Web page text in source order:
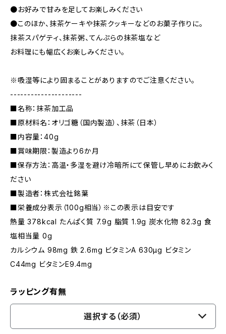
●お好みで甘みを足してお楽しみください
●このほか、抹茶ケーキや抹茶クッキーなどのお菓子作りに。
抹茶スパゲティ、抹茶粥、てんぷらの抹茶塩など
お料理にも幅広くお楽しみください。
※吸湿等により固まることがありますのでご注意ください。
---------------------
■名称：抹茶加工品
■原材料名：オリゴ糖（国内製造）、抹茶（日本）
■内容量：40g
■賞味期限：製造より6か月
■保存方法：高温・多湿を避け冷暗所にて保管し早めにお飲みく
ださい
■製造者：株式会社銘葉
■栄養成分表示（100g相当）※この表示は目安です
熱量 378kcal たんぱく質 7.9g 脂質 1.9g 炭水化物 82.3g 食
塩相当量 0g
カルシウム 98mg 鉄 2.6mg ビタミンA 630μg ビタミン
C44mg ビタミンE9.4mg
ラッピング有無
選択する（必須）